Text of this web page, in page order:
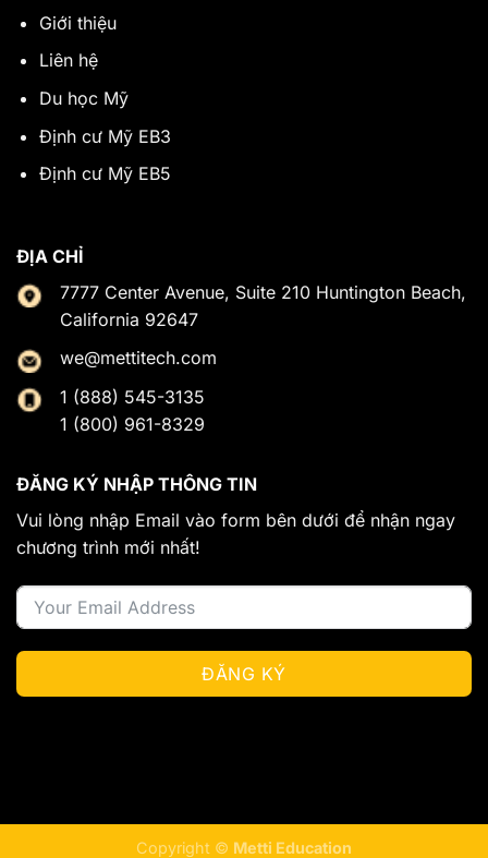
Giới thiệu
Liên hệ
Du học Mỹ
Định cư Mỹ EB3
Định cư Mỹ EB5
ĐỊA CHỈ
7777 Center Avenue, Suite 210 Huntington Beach,
California 92647
we@mettitech.com
1 (888) 545-3135
1 (800) 961-8329
ĐĂNG KÝ NHẬP THÔNG TIN
Vui lòng nhập Email vào form bên dưới để nhận ngay
chương trình mới nhất!
ĐĂNG KÝ
Copyright © Metti Education